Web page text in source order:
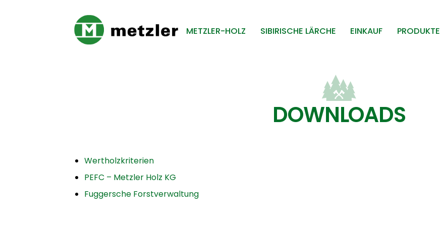
METZLER-HOLZ SIBIRISCHE LÄRCHE EINKAUF PRODUKTE
DOWNLOADS
Wertholzkriterien
PEFC – Metzler Holz KG
Fuggersche Forstverwaltung